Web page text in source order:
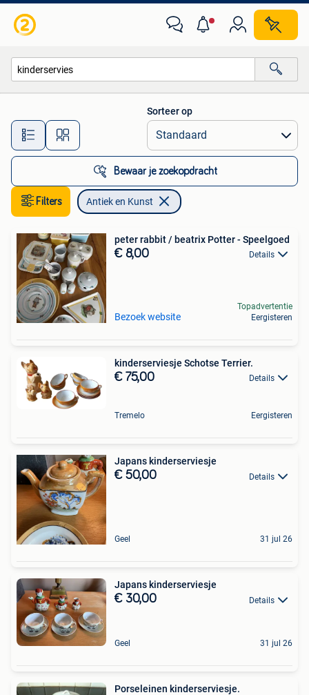
Alle afstanden…
Sorteer op
Bewaar je zoekopdracht
Filters Antiek en Kunst
peter rabbit / beatrix Potter - Speelgoed
€ 8,00 Details
Bezoek website
Topadvertentie
Eergisteren
kinderserviesje Schotse Terrier.
€ 75,00 Details
Tremelo Eergisteren
Japans kinderserviesje
€ 50,00 Details
Geel 31 jul 26
Japans kinderserviesje
€ 30,00 Details
Geel 31 jul 26
Porseleinen kinderserviesje.